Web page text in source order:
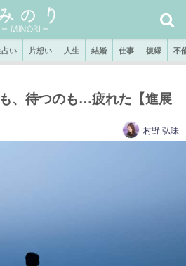
い 片想い 人生 結婚 仕事 復縁 不
、待つのも…疲れた【進展
村野 弘味